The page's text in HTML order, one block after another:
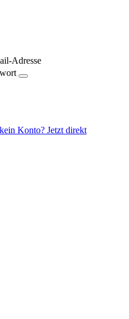
Adresse
Konto? Jetzt direkt